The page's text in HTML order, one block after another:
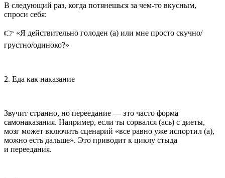
В следующий раз, когда потянешься за чем-то вкусным,
спроси себя:
👉 «Я действительно голоден (а) или мне просто скучно/
грустно/одиноко?»
2. Еда как наказание
Звучит странно, но переедание — это часто форма
самонаказания. Например, если ты сорвался (ась) с диеты,
мозг может включить сценарий «все равно уже испортил (а),
можно есть дальше». Это приводит к циклу стыда
и переедания.